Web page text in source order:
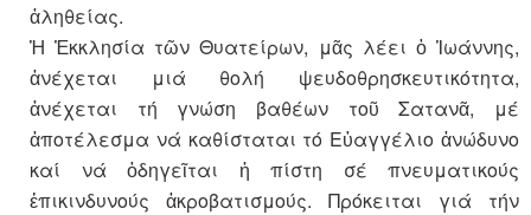
ἀληθείας.
Ἡ Ἐκκλησία τῶν Θυατείρων, μᾶς λέει ὁ Ἰωάννης,
ἀνέχεται μιά θολή ψευδοθρησκευτικότητα,
ἀνέχεται τή γνώση βαθέων τοῦ Σατανᾶ, μέ
ἀποτέλεσμα νά καθίσταται τό Εὐαγγέλιο ἀνώδυνο
καί νά ὁδηγεῖται ἡ πίστη σέ πνευματικούς
ἐπικινδυνούς ἀκροβατισμούς. Πρόκειται γιά τήν